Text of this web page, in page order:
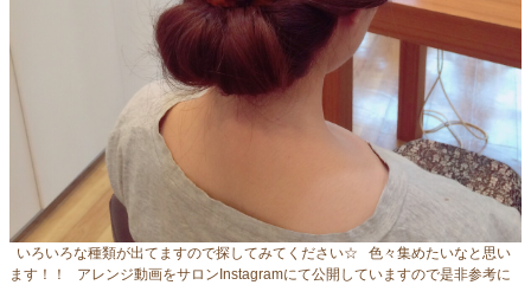
いろいろな種類が出てますので探してみてください☆ 色々集めたいなと思い
ます！！ アレンジ動画をサロンInstagramにて公開していますので是非参考に